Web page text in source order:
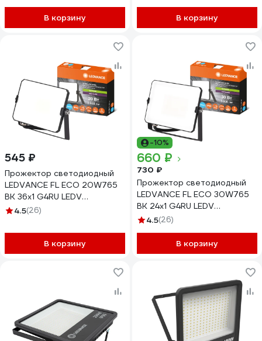
В корзину В корзину
545 ₽
Прожектор светодиодный
LEDVANCE FL ECO 20W765
BK 36x1 G4RU LEDV
4099854400056
4.5(26)
В корзину
-10%
660 ₽
730 ₽
Прожектор светодиодный
LEDVANCE FL ECO 30W765
BK 24x1 G4RU LEDV
4099854400094
4.5(26)
В корзину